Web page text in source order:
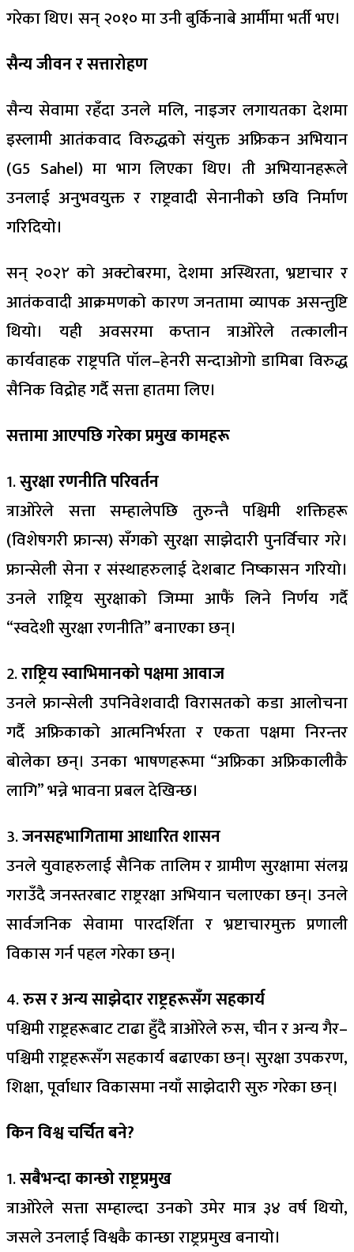
गरेका थिए। सन् २०१० मा उनी बुर्किनाबे आर्मीमा भर्ती भए।
सैन्य जीवन र सत्तारोहण
सैन्य सेवामा रहँदा उनले मलि, नाइजर लगायतका देशमा
इस्लामी आतंकवाद विरुद्धको संयुक्त अफ्रिकन अभियान
(G5 Sahel) मा भाग लिएका थिए। ती अभियानहरूले
उनलाई अनुभवयुक्त र राष्ट्रवादी सेनानीको छवि निर्माण
गरिदियो।
सन् २०२۲ को अक्टोबरमा, देशमा अस्थिरता, भ्रष्टाचार र
आतंकवादी आक्रमणको कारण जनतामा व्यापक असन्तुष्टि
थियो। यही अवसरमा कप्तान त्राओरेले तत्कालीन
कार्यवाहक राष्ट्रपति पॉल–हेनरी सन्दाओगो डामिबा विरुद्ध
सैनिक विद्रोह गर्दै सत्ता हातमा लिए।
सत्तामा आएपछि गरेका प्रमुख कामहरू
1.सुरक्षा रणनीति परिवर्तन
त्राओरेले सत्ता सम्हालेपछि तुरुन्तै पश्चिमी शक्तिहरू
(विशेषगरी फ्रान्स) सँगको सुरक्षा साझेदारी पुनर्विचार गरे।
फ्रान्सेली सेना र संस्थाहरुलाई देशबाट निष्कासन गरियो।
उनले राष्ट्रिय सुरक्षाको जिम्मा आफैं लिने निर्णय गर्दै
“स्वदेशी सुरक्षा रणनीति” बनाएका छन्।
2.राष्ट्रिय स्वाभिमानको पक्षमा आवाज
उनले फ्रान्सेली उपनिवेशवादी विरासतको कडा आलोचना
गर्दै अफ्रिकाको आत्मनिर्भरता र एकता पक्षमा निरन्तर
बोलेका छन्। उनका भाषणहरूमा “अफ्रिका अफ्रिकालीकै
लागि” भन्ने भावना प्रबल देखिन्छ।
3.जनसहभागितामा आधारित शासन
उनले युवाहरुलाई सैनिक तालिम र ग्रामीण सुरक्षामा संलग्न
गराउँदै जनस्तरबाट राष्ट्ररक्षा अभियान चलाएका छन्। उनले
सार्वजनिक सेवामा पारदर्शिता र भ्रष्टाचारमुक्त प्रणाली
विकास गर्न पहल गरेका छन्।
4.रुस र अन्य साझेदार राष्ट्रहरूसँग सहकार्य
पश्चिमी राष्ट्रहरूबाट टाढा हुँदै त्राओरेले रुस, चीन र अन्य गैर–
पश्चिमी राष्ट्रहरूसँग सहकार्य बढाएका छन्। सुरक्षा उपकरण,
शिक्षा, पूर्वाधार विकासमा नयाँ साझेदारी सुरु गरेका छन्।
किन विश्व चर्चित बने?
1.सबैभन्दा कान्छो राष्ट्रप्रमुख
त्राओरेले सत्ता सम्हाल्दा उनको उमेर मात्र ३४ वर्ष थियो,
जसले उनलाई विश्वकै कान्छा राष्ट्रप्रमुख बनायो।